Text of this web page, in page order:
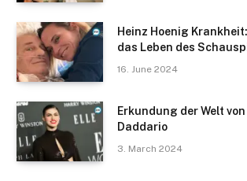
Heinz Hoenig
das Leben des
16. June 2024
Erkundung der Welt
Daddario
3. March 2024